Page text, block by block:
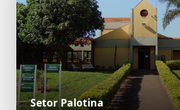
Setor Palotina